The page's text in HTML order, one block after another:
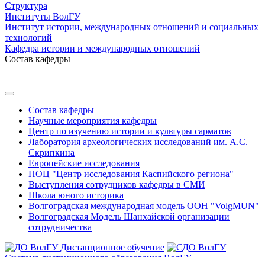
Структура
Институты ВолГУ
Институт истории, международных отношений и социальных
технологий
Кафедра истории и международных отношений
Состав кафедры
Состав кафедры
Научные мероприятия кафедры
Центр по изучению истории и культуры сарматов
Лаборатория археологических исследований им. А.С.
Скрипкина
Европейские исследования
НОЦ "Центр исследования Каспийского региона"
Выступления сотрудников кафедры в СМИ
Школа юного историка
Волгоградская международная модель ООН "VolgMUN"
Волгоградская Модель Шанхайской организации
сотрудничества
Дистанционное обучение